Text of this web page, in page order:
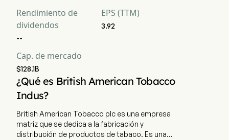
Rendimiento de
dividendos
--
EPS (TTM)
3.92
Cap. de mercado
$128.1B
¿Qué es British American Tobacco
Indus?
British American Tobacco plc es una empresa
matriz que se dedica a la fabricación y
distribución de productos de tabaco. Es una